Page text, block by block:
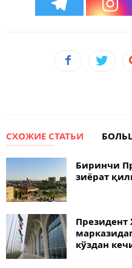
СХОЖИЕ СТАТЬИ
Биринчи
зиёрат
Президент
кўздан